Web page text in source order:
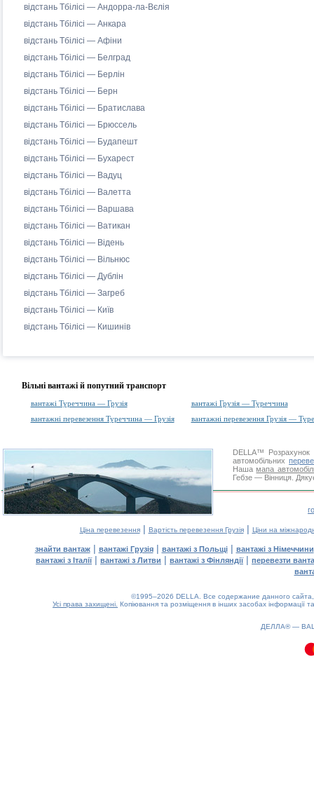
відстань Тбілісі — Андорра-ла-Вєлія
відстань Тбілісі — Анкара
відстань Тбілісі — Афіни
відстань Тбілісі — Белград
відстань Тбілісі — Берлін
відстань Тбілісі — Берн
відстань Тбілісі — Братислава
відстань Тбілісі — Брюссель
відстань Тбілісі — Будапешт
відстань Тбілісі — Бухарест
відстань Тбілісі — Вадуц
відстань Тбілісі — Валетта
відстань Тбілісі — Варшава
відстань Тбілісі — Ватикан
відстань Тбілісі — Відень
відстань Тбілісі — Вільнюс
відстань Тбілісі — Дублін
відстань Тбілісі — Загреб
відстань Тбілісі — Київ
відстань Тбілісі — Кишинів
Вільні вантажі й попутний транспорт
вантажі Туреччина — Грузія
вантажі Грузія — Туреччина
вантажні перевезення Туреччина — Грузія
вантажні перевезення Грузія —
DELLA™ Розрахунок
автомобільних
Нашамапа
Гебзе — Вінниця.
Ціна перевезення| Вартість перевезення Грузія| Ціни на
знайти вантаж| вантажі Грузія| вантажі з Польщі| вантажі з Німеччини
вантажі з Італії| вантажі з Литви | вантажі з Фінляндії| перевезти
©1995–2026 DELLA. Все содержание данного
Усі права захищені. Копіювання та розміщення в інших засобах інформації
ДЕЛЛА® —